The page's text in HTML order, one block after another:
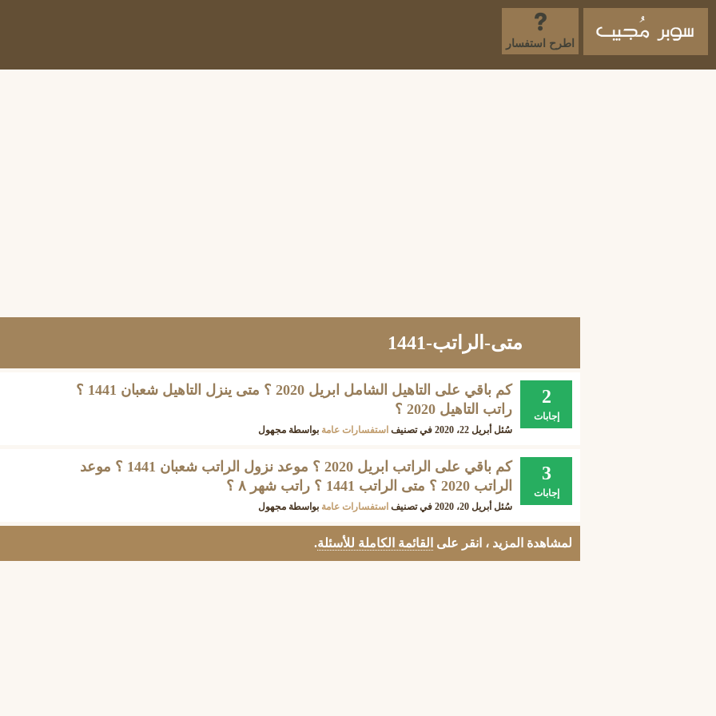
اطرح استفسار
متى-الراتب-1441
2
إجابات
كم باقي على التاهيل الشامل ابريل 2020 ؟ متى ينزل التاهيل شعبان 1441 ؟
راتب التاهيل 2020 ؟
سُئل أبريل 22، 2020 في تصنيف استفسارات عامة بواسطة مجهول
3
إجابات
كم باقي على الراتب ابريل 2020 ؟ موعد نزول الراتب شعبان 1441 ؟ موعد
الراتب 2020 ؟ متى الراتب 1441 ؟ راتب شهر ٨ ؟
سُئل أبريل 20، 2020 في تصنيف استفسارات عامة بواسطة مجهول
لمشاهدة المزيد ، انقر على القائمة الكاملة للأسئلة.